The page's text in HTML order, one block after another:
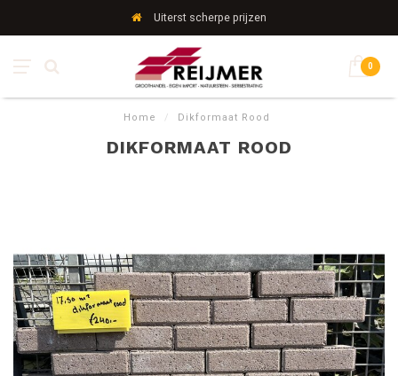
Uiterst scherpe prijzen
0
Home / Dikformaat Rood
DIKFORMAAT ROOD